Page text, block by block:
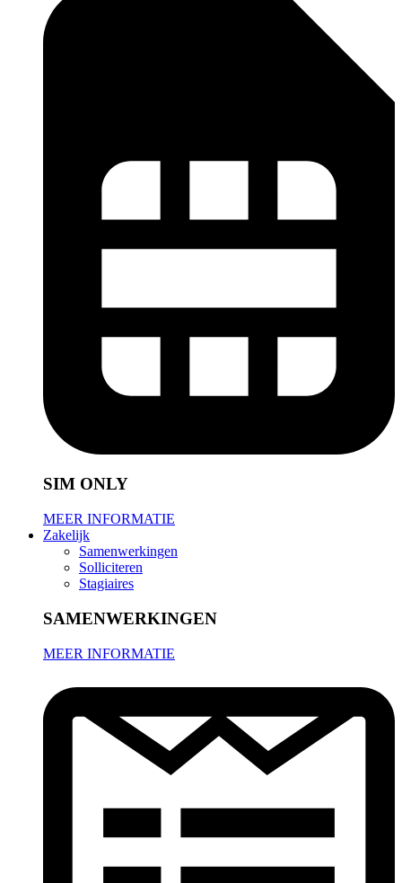
SIM ONLY
MEER INFORMATIE
Zakelijk
Samenwerkingen
Solliciteren
Stagiaires
SAMENWERKINGEN
MEER INFORMATIE